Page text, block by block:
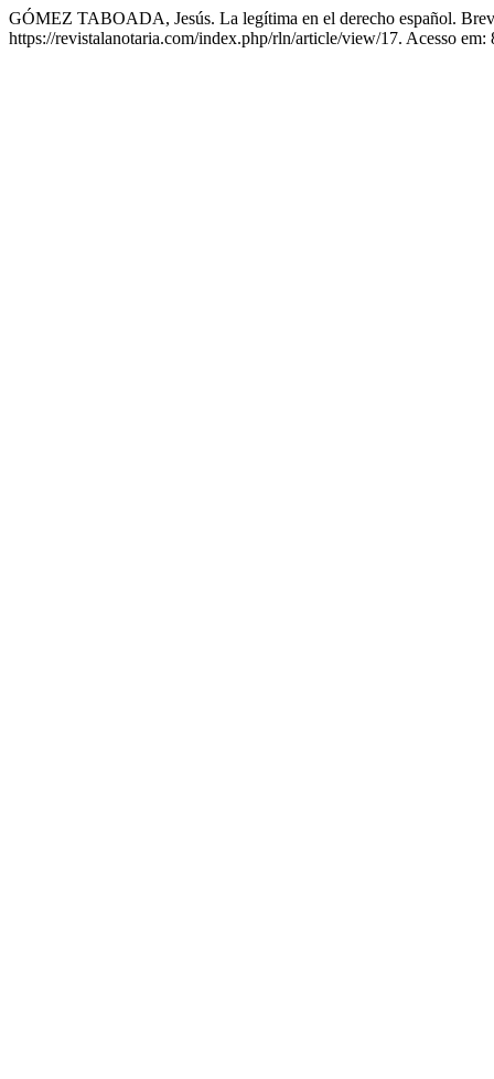
GÓMEZ TABOADA, Jesús. La legítima en el derecho español.
https://revistalanotaria.com/index.php/rln/article/view/17. Acesso em: